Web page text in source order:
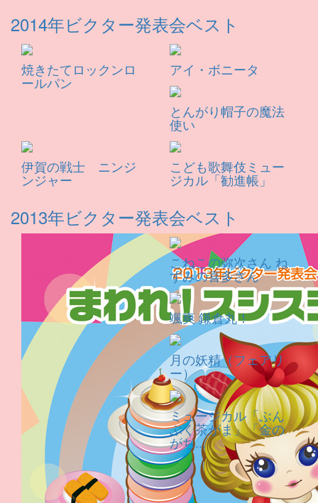
2014年ビクター発表会ベスト
焼きたてロックンロ
ールパン
アイ・ボニータ
とんがり帽子の魔法
使い
伊賀の戦士 ニンジ
ンジャー
こども歌舞伎ミュー
ジカル「勧進帳」
2013年ビクター発表会ベスト
こねこの弥次さん ね
ずみの喜多さん
颯爽 鎌倉丸！
月の妖精（フェアリ
ー）
ミュージカル「ぶん
ぶく茶がま」「金の
がち...